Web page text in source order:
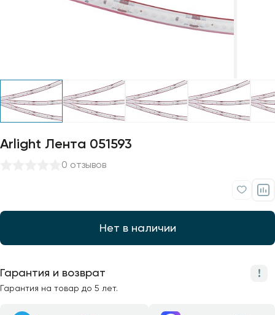
Arlight Лента 051593
0 отзывов
Нет в наличии
Гарантия и возврат
Гарантия на товар до 5 лет.
Профили для ленты